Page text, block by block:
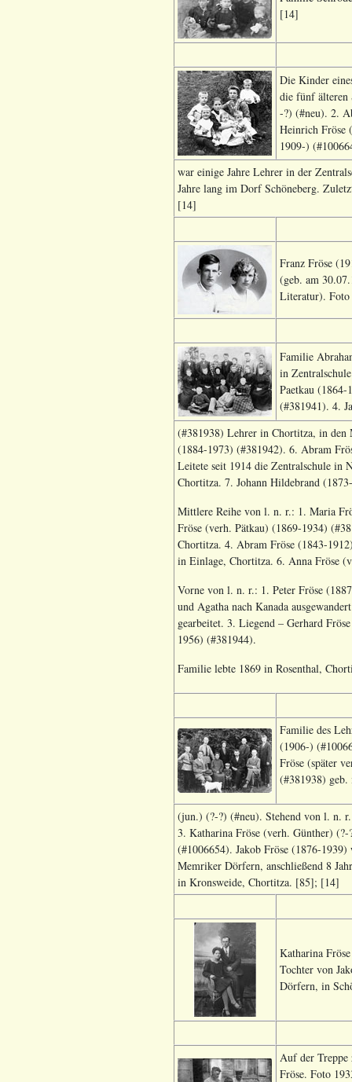
[14]
Die Kinder
die fünf älteren
-?) (#neu). 2.
Heinrich Fröse
1909-)
war einige Jahre Lehrer in der
Jahre lang im Dorf Schöneberg.
[14]
Franz Fröse
(geb. am
Literatur).
Familie
in
Paetkau
(#381941). 4.
(#381938) Lehrer in Chortitza, in den
(1884-1973) (#381942). 6. Abram
Leitete seit 1914 die Zentralschule in
Chortitza. 7. Johann Hildebrand
Mittlere Reihe von l. n. r.: 1. Maria
Fröse (verh. Pätkau) (1869-1934)
Chortitza. 4. Abram Fröse (1843-
in Einlage, Chortitza. 6. Anna Fröse
Vorne von l. n. r.: 1. Peter Fröse
und Agatha nach Kanada
gearbeitet. 3. Liegend – Gerhard
1956) (#381944).
Familie lebte 1869 in Rosenthal,
Familie des
(1906-)
Fröse (später
(#381938)
(jun.) (?-?) (#neu). Stehend von l. n.
3. Katharina Fröse (verh. Günther)
(#1006654). Jakob Fröse (1876-
Memriker Dörfern, anschließend 8
in Kronsweide, Chortitza. [85]; [14]
Katharina
Tochter von
Dörfern, in
Auf der Treppe
Fröse. Foto